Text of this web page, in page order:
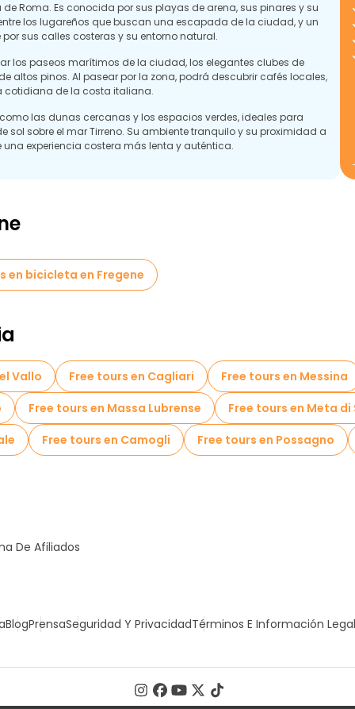
Roma. Es conocida por sus playas de arena, sus pinares y su
los lugareños que buscan una escapada de la ciudad, y un
sus calles costeras y su entorno natural.
los paseos marítimos de la ciudad, los elegantes clubes de
altos pinos. Al pasear por la zona, podrá descubrir cafés locales,
cotidiana de la costa italiana.
las dunas cercanas y los espacios verdes, ideales para
sobre el mar Tirreno. Su ambiente tranquilo y su proximidad a
experiencia costera más lenta y auténtica.
en bicicleta en Fregene
Vallo Free tours en Cagliari
Free tours en Messina
Free tours en Massa Lubrense
Free tours en Meta
Free tours en Camogli
Free tours en Possagno
De Afiliados
BlogPrensaSeguridad Y PrivacidadTérminos E Información Legal